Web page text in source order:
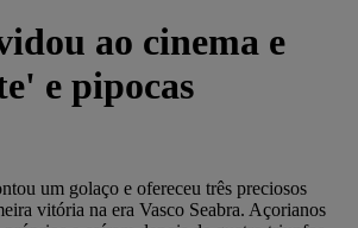
ao cinema e
e pipocas
um golaço e ofereceu três preciosos
vitória na era Vasco Seabra. Açorianos